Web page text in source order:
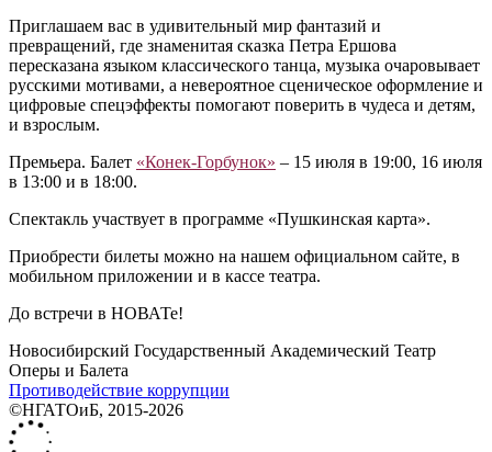
Приглашаем вас в удивительный мир фантазий и
превращений, где знаменитая сказка Петра Ершова
пересказана языком классического танца, музыка очаровывает
русскими мотивами, а невероятное сценическое оформление и
цифровые спецэффекты помогают поверить в чудеса и детям,
и взрослым.
Премьера. Балет «Конек-Горбунок» – 15 июля в 19:00, 16 июля
в 13:00 и в 18:00.
Спектакль участвует в программе «Пушкинская карта».
Приобрести билеты можно на нашем официальном сайте, в
мобильном приложении и в кассе театра.
До встречи в НОВАТе!
Новосибирский Государственный Академический Театр
Оперы и Балета
Противодействие коррупции
©НГАТОиБ, 2015-2026